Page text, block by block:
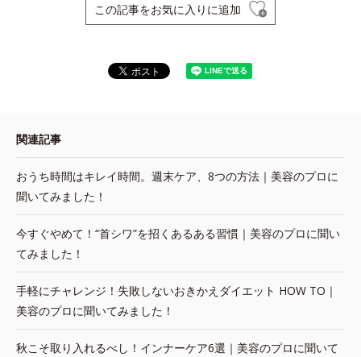
この記事をお気に入りに追加
関連記事
おうち時間はキレイ時間。週末ケア、8つの方法｜美容のプロに
聞いてみました！
今すぐやめて！“首シワ”を招くあるある習慣｜美容のプロに聞い
てみました！
手軽にチャレンジ！失敗しないおきかえダイエット HOW TO｜
美容のプロに聞いてみました！
秋こそ取り入れるべし！インナーケア6選｜美容のプロに聞いて